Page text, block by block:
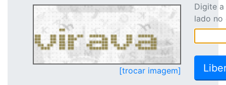
[trocar imagem]
Digite
lado no